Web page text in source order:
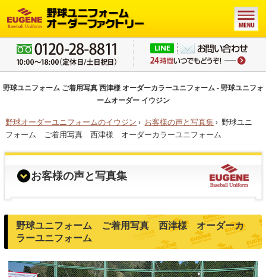
野球ユニフォーム ご着用写真 西津様 オーダーカラーユニフォーム - 野球ユニフォ
ームオーダー イウジン
野球オーダーユニフォームのイウジン › お客様の声と写真集› 野球ユニ
フォーム ご着用写真 西津様 オーダーカラーユニフォーム
お客様の声と写真集
野球ユニフォーム ご着用写真 西津様 オーダーカ
ラーユニフォーム